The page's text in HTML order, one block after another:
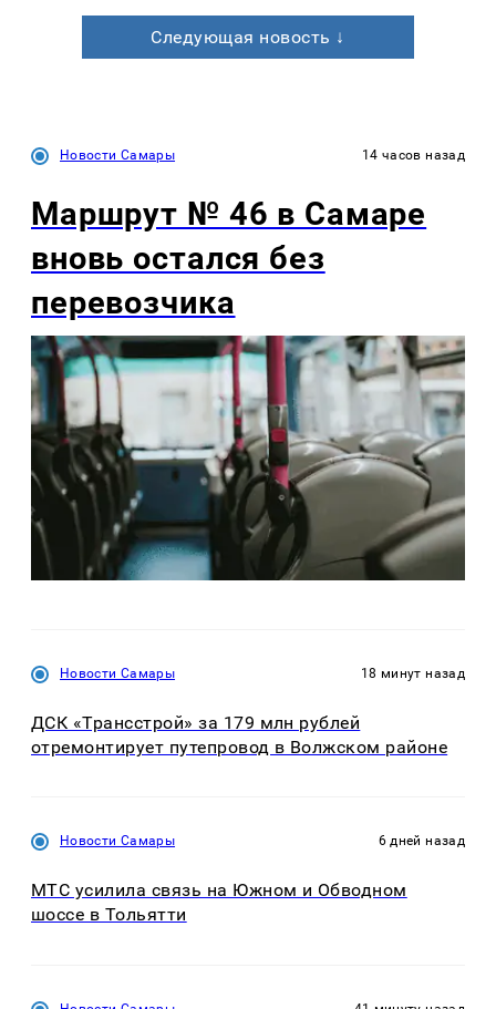
Следующая новость ↓
Новости Самары 14 часов назад
Маршрут № 46 в Самаре
вновь остался без
перевозчика
Новости Самары 18 минут назад
ДСК «Трансстрой» за 179 млн рублей
отремонтирует путепровод в Волжском районе
Новости Самары 6 дней назад
МТС усилила связь на Южном и Обводном
шоссе в Тольятти